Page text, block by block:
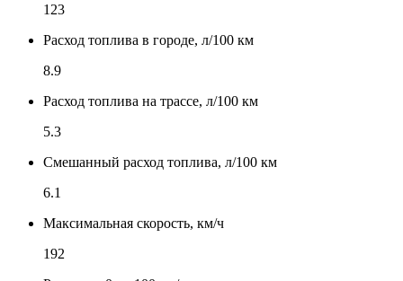
123
Расход топлива в городе, л/100 км
8.9
Расход топлива на трассе, л/100 км
5.3
Смешанный расход топлива, л/100 км
6.1
Максимальная скорость, км/ч
192